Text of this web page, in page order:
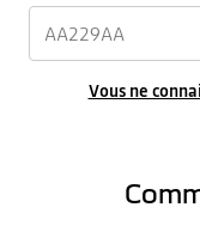
Vous ne